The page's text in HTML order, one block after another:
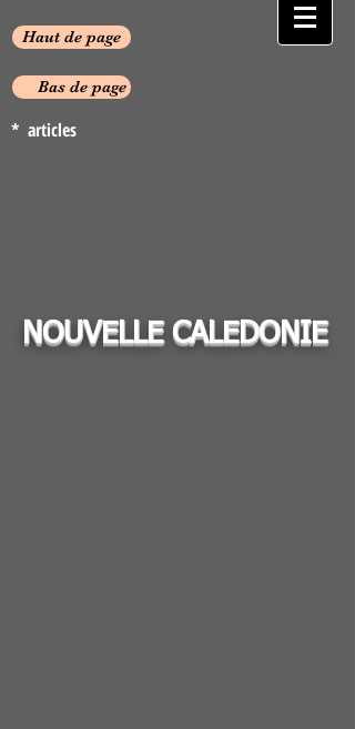
Haut de page
Bas de page
* articles
NOUVELLE CALEDONIE